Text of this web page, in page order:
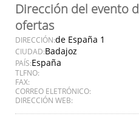
Dirección del evento
ofertas
DIRECCIÓN:de España 1
CIUDAD:Badajoz
PAÍS:España
TLFNO:
FAX:
CORREO ELETRÓNICO:
DIRECCIÓN WEB: